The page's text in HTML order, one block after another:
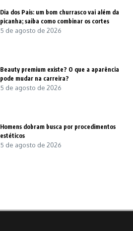
Dia dos Pais: um bom churrasco vai além da
picanha; saiba como combinar os cortes
5 de agosto de 2026
Beauty premium existe? O que a aparência
pode mudar na carreira?
5 de agosto de 2026
Homens dobram busca por procedimentos
estéticos
5 de agosto de 2026